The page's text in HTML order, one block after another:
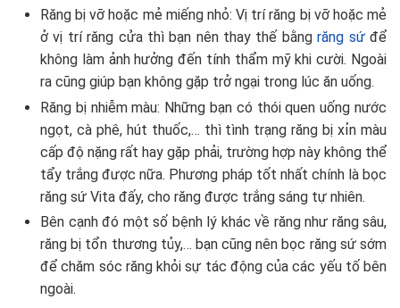
Răng bị vỡ hoặc mẻ miếng nhỏ: Vị trí răng bị vỡ hoặc mẻ
ở vị trí răng cửa thì bạn nên thay thế bằngrăng sứđể
không làm ảnh hưởng đến tính thẩm mỹ khi cười. Ngoài
ra cũng giúp bạn không gặp trở ngại trong lúc ăn uống.
Răng bị nhiễm màu: Những bạn có thói quen uống nước
ngọt, cà phê, hút thuốc,… thì tình trạng răng bị xỉn màu
cấp độ nặng rất hay gặp phải, trường hợp này không thể
tẩy trắng được nữa. Phương pháp tốt nhất chính là bọc
răng sứ Vita đấy, cho răng được trắng sáng tự nhiên.
Bên cạnh đó một số bệnh lý khác về răng như răng sâu,
răng bị tổn thương tủy,… bạn cũng nên bọc răng sứ sớm
để chăm sóc răng khỏi sự tác động của các yếu tố bên
ngoài.